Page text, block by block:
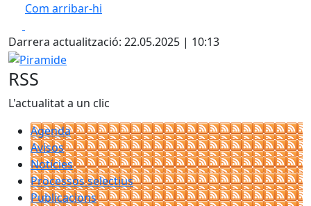
Com arribar-hi
+
−
Darrera actualització: 22.05.2025 | 10:13
Piramide
RSS
L'actualitat a un clic
Agenda
Avisos
Notícies
Processos selectius
Publicacions